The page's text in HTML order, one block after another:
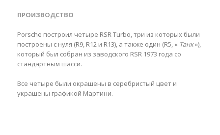
ПРОИЗВОДСТВО
Porsche построил четыре RSR Turbo, три из которых были
построены с нуля (R9, R12 и R13), а также один (R5, « Танк»),
который был собран из заводского RSR 1973 года со
стандартным шасси.
Все четыре были окрашены в серебристый цвет и
украшены графикой Мартини.